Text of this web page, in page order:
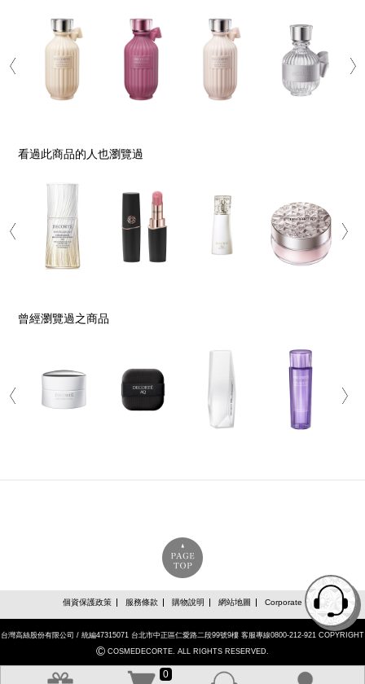
0
看過此商品的人也瀏覽過
曾經瀏覽過之商品
個資保護政策 服務條款 購物說明 網站地圖 Corporate
台灣高絲股份有限公司 / 統編47315071 台北市中正區仁愛路二段99號9樓 客服專線0800-212-921 COPYRIGHT
© COSMEDECORTE. ALL RIGHTS RESERVED.